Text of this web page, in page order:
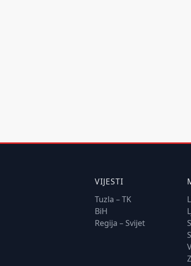
VIJESTI
Tuzla – TK
BiH
Regija – Svijet